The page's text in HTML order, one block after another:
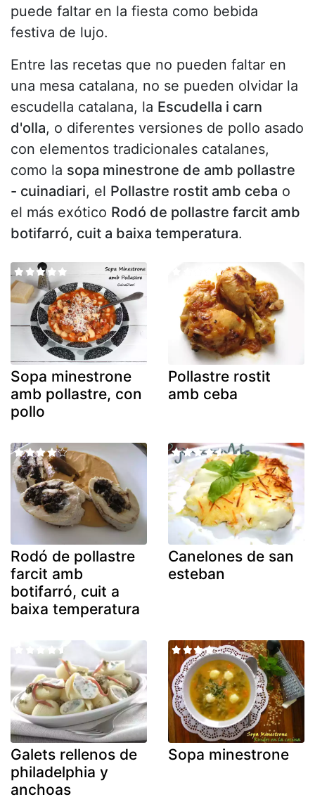
puede faltar en la fiesta como bebida
festiva de lujo.
Entre las recetas que no pueden faltar en
una mesa catalana, no se pueden olvidar la
escudella catalana, la Escudella i carn
d'olla, o diferentes versiones de pollo asado
con elementos tradicionales catalanes,
como la sopa minestrone de amb pollastre
- cuinadiari, el Pollastre rostit amb ceba o
el más exótico Rodó de pollastre farcit amb
botifarró, cuit a baixa temperatura.
Sopa minestrone
amb pollastre, con
pollo
Pollastre rostit
amb ceba
Rodó de pollastre
farcit amb
botifarró, cuit a
baixa temperatura
Canelones de san
esteban
Galets rellenos de
philadelphia y
anchoas
Sopa minestrone